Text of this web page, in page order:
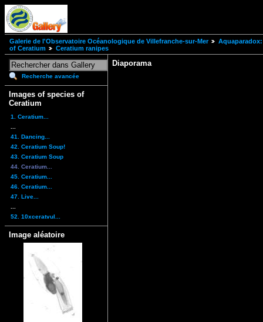
Galerie de l'Observatoire Océanologique de Villefranche-sur-Mer
of Ceratium
Ceratium ranipes
Recherche avancée
Images of species of
Ceratium
1. Ceratium...
41. Dancing...
42. Ceratium Soup!
43. Ceratium Soup
44. Ceratium...
45. Ceratium...
46. Ceratium...
47. Live...
52. 10xceratvul...
Image aléatoire
Diaporama